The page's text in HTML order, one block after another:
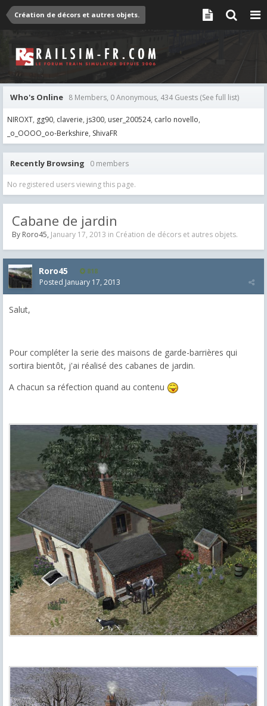
Création de décors et autres objets.
Who's Online 8 Members, 0 Anonymous, 434 Guests (See full list)
NIROXT gg90 claverie js300 user_200524 carlo novello
_o_OOOO_oo-Berkshire ShivaFR
Recently Browsing 0 members
No registered users viewing this page.
Cabane de jardin
By Roro45, January 17, 2013 in Création de décors et autres objets.
Roro45 818
Posted January 17, 2013
Salut,
Pour compléter la serie des maisons de garde-barrières qui
sortira bientôt, j'ai réalisé des cabanes de jardin.
A chacun sa réfection quand au contenu